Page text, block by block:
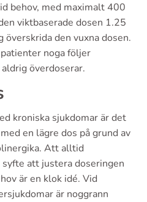
behov, med maximalt 400
viktbaserade dosen 1.25
överskrida den vuxna dosen.
noga följer
överdoserar.
kroniska sjukdomar är det
en lägre dos på grund av
Att alltid
att justera doseringen
är en klok idé. Vid
är noggrann